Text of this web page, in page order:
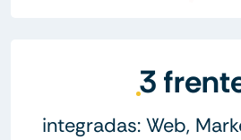
3
integradas: Web,